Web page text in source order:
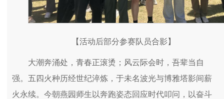
【活动后部分参赛队员合影】
大潮奔涌处，青春正滚烫；风云际会时，吾辈当自
强。五四火种历经世纪淬炼，于未名波光与博雅塔影间薪
火永续。今朝燕园师生以奔跑姿态回应时代叩问，以奋斗